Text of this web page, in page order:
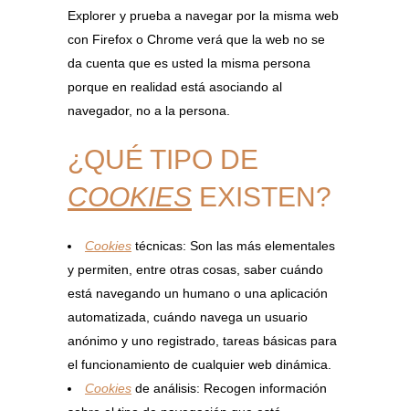
Explorer y prueba a navegar por la misma web
con Firefox o Chrome verá que la web no se
da cuenta que es usted la misma persona
porque en realidad está asociando al
navegador, no a la persona.
¿QUÉ TIPO DE
COOKIES EXISTEN?
Cookies técnicas: Son las más elementales
y permiten, entre otras cosas, saber cuándo
está navegando un humano o una aplicación
automatizada, cuándo navega un usuario
anónimo y uno registrado, tareas básicas para
el funcionamiento de cualquier web dinámica.
Cookies de análisis: Recogen información